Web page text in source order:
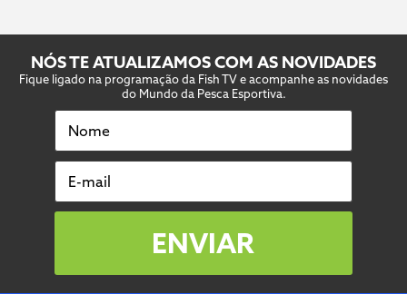
NÓS TE ATUALIZAMOS COM AS NOVIDADES
Fique ligado na programação da Fish TV e acompanhe as novidades
do Mundo da Pesca Esportiva.
Nome
E-mail
ENVIAR